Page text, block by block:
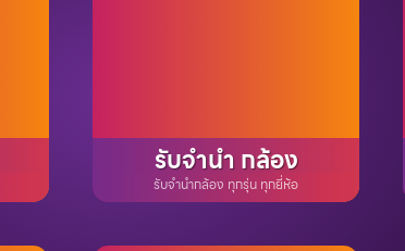
รับจำนำ กล้อง
รับจำนำกล้อง ทุกรุ่น ทุกยี่ห้อ